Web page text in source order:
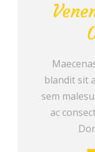
blandit sit
sem
ac